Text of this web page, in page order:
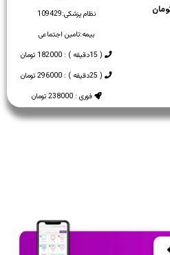
نظام پزشکی:109429
بیمه:تامین اجتماعی
( 15دقیقه ) : 182000 تومان
( 25دقیقه ) : 296000 تومان
فوری : 238000 تومان